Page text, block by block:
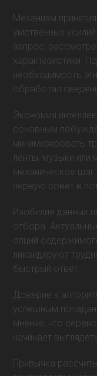
Механизм
умственных
запрос,
характеристики.
необходимость
обработал
Экономия
основным
минимизировать
ленты, музыки или
механическое
первую совет в
Изобилие данных
отбора.
опций
ликвидируют
быстрый ответ.
Доверие к
успешным
мнение, что
начинает
Привычка